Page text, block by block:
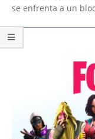
se enfrenta a un